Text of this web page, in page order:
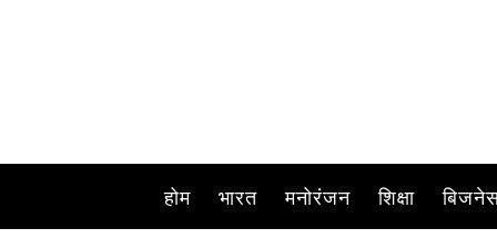
होम भारत मनोरंजन शिक्षा